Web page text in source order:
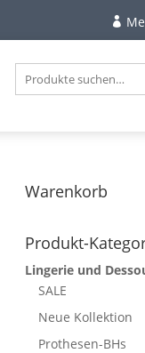

Warenkorb
Produkt-
Lingerie und
SALE
Neue Kollektion
Prothesen-BHs